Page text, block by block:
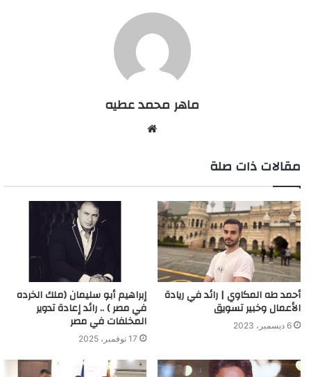
ماهر محمد عطيه
مقالات ذات صلة
أحمد طه المكاوي | رائد في ريادة
الأعمال وخبير تسويق
6 ديسمبر، 2023
إبراهيم أبو سليمان (ملك الخرده
في مصر ) .. رائد إعادة تدوير
المخلفات في مصر
17 نوفمبر، 2025